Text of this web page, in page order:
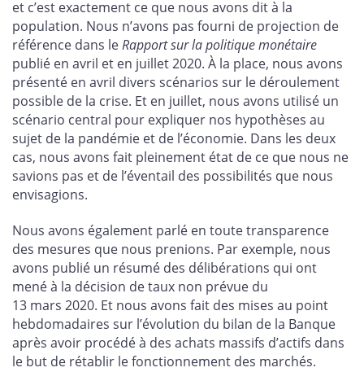
et c’est exactement ce que nous avons dit à la
population. Nous n’avons pas fourni de projection de
référence dans leRapport sur la politique monétaire
publié en avril et en juillet 2020. À la place, nous avons
présenté en avril divers scénarios sur le déroulement
possible de la crise. Et en juillet, nous avons utilisé un
scénario central pour expliquer nos hypothèses au
sujet de la pandémie et de l’économie. Dans les deux
cas, nous avons fait pleinement état de ce que nous ne
savions pas et de l’éventail des possibilités que nous
envisagions.
Nous avons également parlé en toute transparence
des mesures que nous prenions. Par exemple, nous
avons publié un résumé des délibérations qui ont
mené à la décision de taux non prévue du
13 mars 2020. Et nous avons fait des mises au point
hebdomadaires sur l’évolution du bilan de la Banque
après avoir procédé à des achats massifs d’actifs dans
le but de rétablir le fonctionnement des marchés.